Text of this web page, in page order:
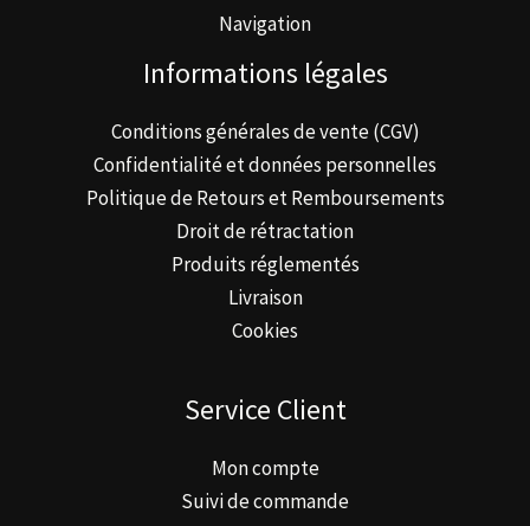
Navigation
Informations légales
Conditions générales de vente (CGV)
Confidentialité et données personnelles
Politique de Retours et Remboursements
Droit de rétractation
Produits réglementés
Livraison
Cookies
Service Client
Mon compte
Suivi de commande